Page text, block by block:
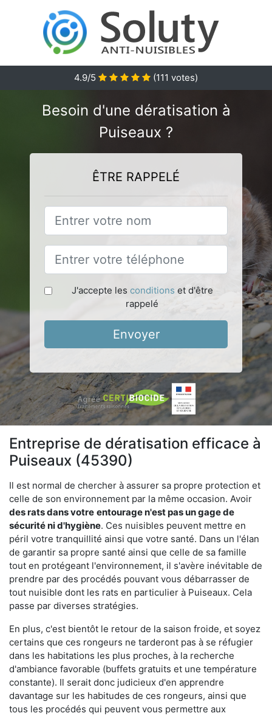
4.9/5 (111 votes)
Besoin d'une dératisation à
Puiseaux ?
ÊTRE RAPPELÉ
J'accepte les conditions et d'être
rappelé
Envoyer
Entreprise de dératisation efficace à
Puiseaux (45390)
Il est normal de chercher à assurer sa propre protection et
celle de son environnement par la même occasion. Avoir
des rats dans votre entourage n'est pas un gage de
sécurité ni d'hygiène. Ces nuisibles peuvent mettre en
péril votre tranquillité ainsi que votre santé. Dans un l'élan
de garantir sa propre santé ainsi que celle de sa famille
tout en protégeant l'environnement, il s'avère inévitable de
prendre par des procédés pouvant vous débarrasser de
tout nuisible dont les rats en particulier à Puiseaux. Cela
passe par diverses stratégies.
En plus, c'est bientôt le retour de la saison froide, et soyez
certains que ces rongeurs ne tarderont pas à se réfugier
dans les habitations les plus proches, à la recherche
d'ambiance favorable (buffets gratuits et une température
constante). Il serait donc judicieux d'en apprendre
davantage sur les habitudes de ces rongeurs, ainsi que
tous les procédés qui peuvent vous permettre aux